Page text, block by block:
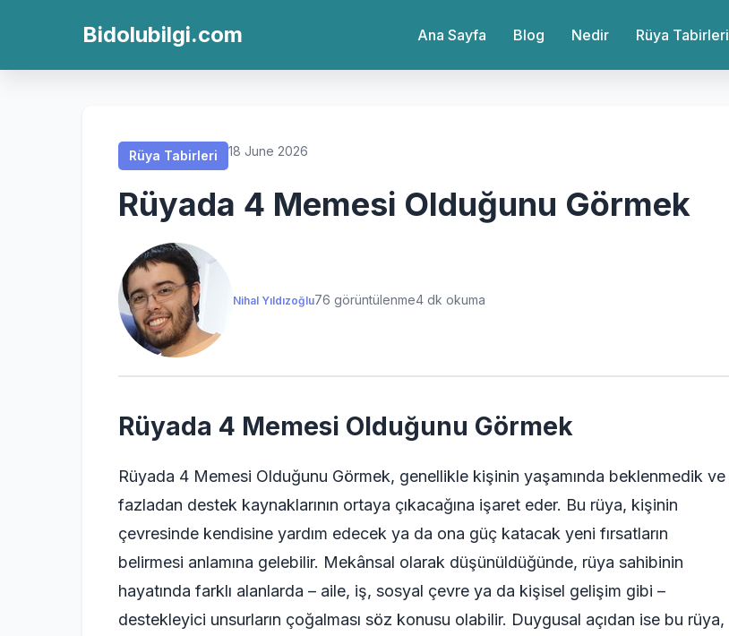
Bidolubilgi.com Ana Sayfa Blog Nedir Rüya Tabirleri
Rüya Tabirleri 18 June 2026
Rüyada 4 Memesi Olduğunu Görmek
Nihal Yıldızoğlu76 görüntülenme4 dk okuma
Rüyada 4 Memesi Olduğunu Görmek
Rüyada 4 Memesi Olduğunu Görmek, genellikle kişinin yaşamında beklenmedik ve
fazladan destek kaynaklarının ortaya çıkacağına işaret eder. Bu rüya, kişinin
çevresinde kendisine yardım edecek ya da ona güç katacak yeni fırsatların
belirmesi anlamına gelebilir. Mekânsal olarak düşünüldüğünde, rüya sahibinin
hayatında farklı alanlarda – aile, iş, sosyal çevre ya da kişisel gelişim gibi –
destekleyici unsurların çoğalması söz konusu olabilir. Duygusal açıdan ise bu rüya,
Rüya Tabirleri
Rüya Tabirleri
Rüya Tabirleri
Rüya Tabirleri